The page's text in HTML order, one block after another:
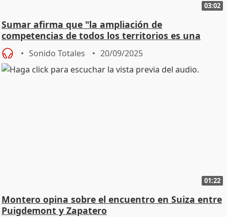
03:02
Sumar afirma que "la ampliación de
competencias de todos los territorios es una
prioridad"
Sonido Totales 20/09/2025
01:22
Montero opina sobre el encuentro en Suiza entre
Puigdemont y Zapatero